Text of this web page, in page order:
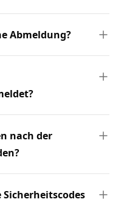
Abmeldung?
nach der